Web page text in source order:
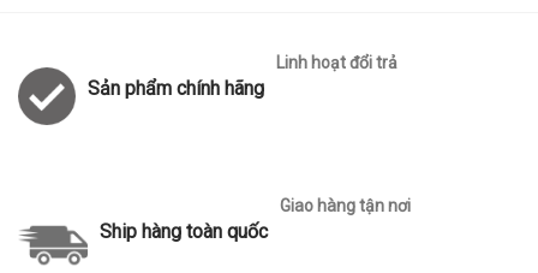
Sản phẩm chính hãng
Linh hoạt đổi trả
Ship hàng toàn quốc
Giao hàng tận nơi